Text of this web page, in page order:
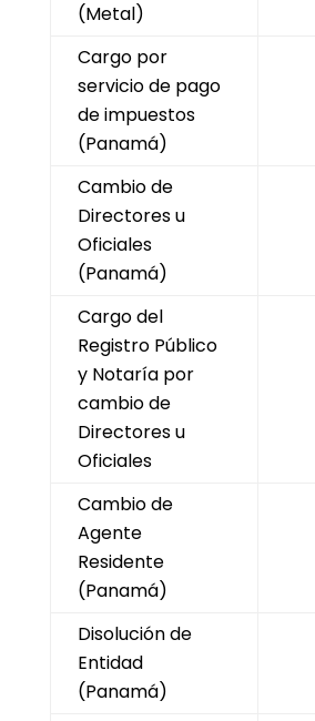
(Metal)
Cargo por
servicio de pago
de impuestos
(Panamá)
Cambio de
Directores u
Oficiales
(Panamá)
Cargo del
Registro Público
y Notaría por
cambio de
Directores u
Oficiales
Cambio de
Agente
Residente
(Panamá)
Disolución de
Entidad
(Panamá)